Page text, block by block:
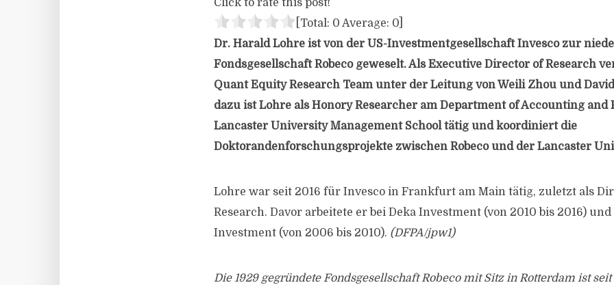
Click to rate this post!
[Total: 0 Average: 0
Dr. Harald Lohre ist von der US-Investmentgesellschaft Invesco zur
Fondsgesellschaft Robeco geweselt. Als Executive Director of Research
Quant Equity Research Team unter der Leitung von Weili Zhou und
dazu ist Lohre als Honory Researcher am Department of Accounting and
Lancaster University Management School tätig und koordiniert die
Doktorandenforschungsprojekte zwischen Robeco und der Lancaster
Lohre war seit 2016 für Invesco in Frankfurt am Main tätig, zuletzt als
Research. Davor arbeitete er bei Deka Investment (von 2010 bis 2016)
Investment (von 2006 bis 2010). (DFPA/jpw1)
Die 1929 gegründete Fondsgesellschaft Robeco mit Sitz in Rotterdam ist seit